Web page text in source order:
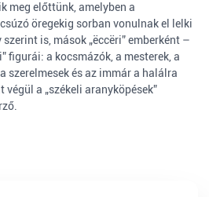
meg előttünk, amelyben a
öregekig sorban vonulnak el lelki
is, mások „ëccëri” emberként –
figurái: a kocsmázók, a mesterek, a
szerelmesek és az immár a halálra
a „székeli aranyköpések”